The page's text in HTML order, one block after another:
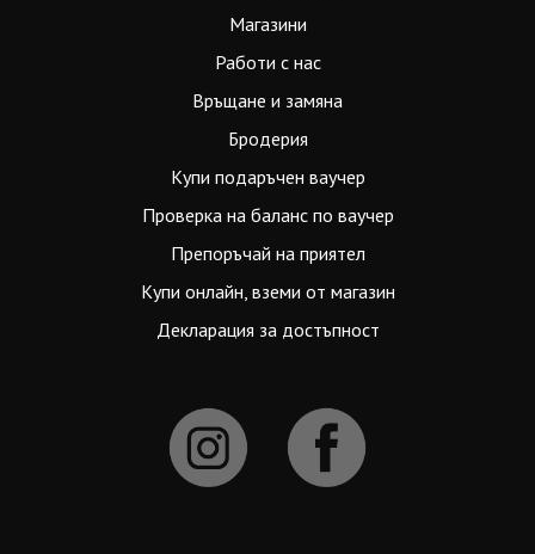
Магазини
Работи с нас
Връщане и замяна
Бродерия
Купи подаръчен ваучер
Проверка на баланс по ваучер
Препоръчай на приятел
Купи онлайн, вземи от магазин
Декларация за достъпност